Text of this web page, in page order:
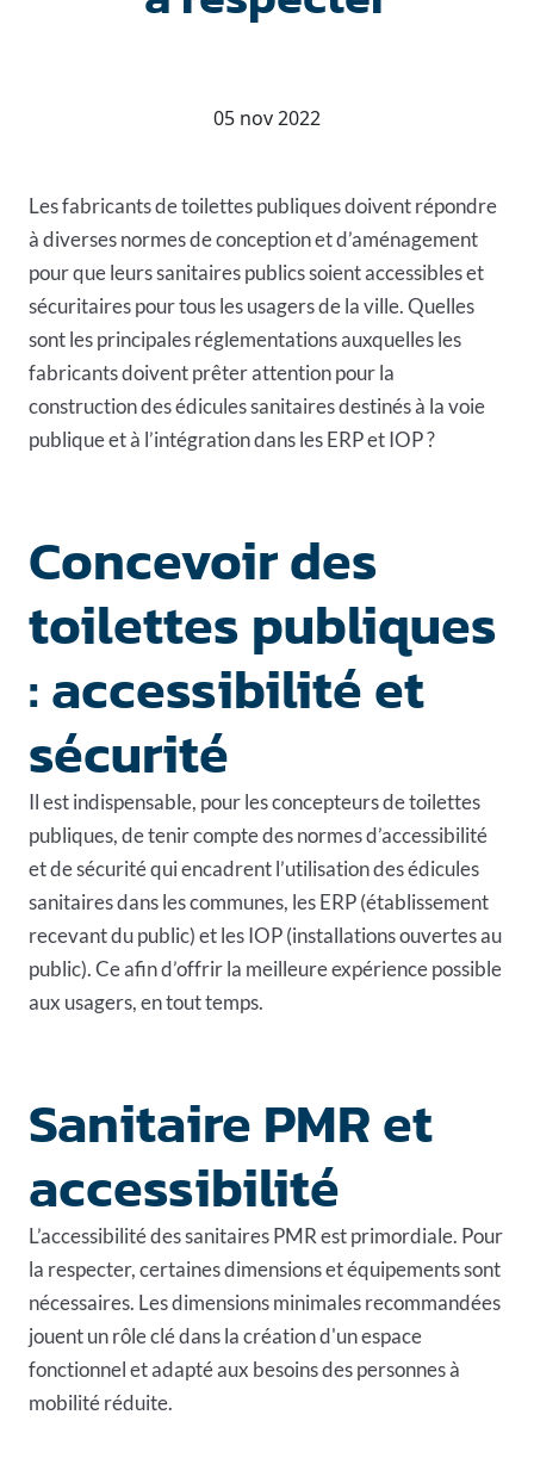
05 nov 2022
Les fabricants de toilettes publiques doivent répondre
à diverses normes de conception et d’aménagement
pour que leurs sanitaires publics soient accessibles et
sécuritaires pour tous les usagers de la ville. Quelles
sont les principales réglementations auxquelles les
fabricants doivent prêter attention pour la
construction des édicules sanitaires destinés à la voie
publique et à l’intégration dans les ERP et IOP ?
Concevoir des
toilettes publiques
: accessibilité et
sécurité
Il est indispensable, pour les concepteurs de toilettes
publiques, de tenir compte des normes d’accessibilité
et de sécurité qui encadrentl’utilisation des édicules
sanitaires dans les communes, les ERP (établissement
recevant du public) et les IOP (installations ouvertes au
public). Ce afin d’offrir la meilleure expérience possible
aux usagers, en tout temps.
Sanitaire PMR et
accessibilité
L’accessibilité des sanitaires PMR est primordiale. Pour
la respecter, certaines dimensions et équipements sont
nécessaires. Les dimensions minimales recommandées
jouent un rôle clé dans la création d'un espace
fonctionnel et adapté aux besoins des personnes à
mobilité réduite.